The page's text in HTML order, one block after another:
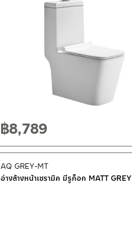
฿8,789
อ่างล้างหน้าเซรามิค มีรูก็อก MATT GREY
AQ GREY-MT